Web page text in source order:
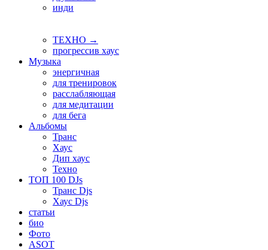
инди
ТЕХНО →
прогрессив хаус
Музыка
энергичная
для тренировок
расслабляющая
для медитации
для бега
Альбомы
Транс
Хаус
Дип хаус
Техно
ТОП 100 DJs
Транс Djs
Хаус Djs
статьи
био
Фото
ASOT